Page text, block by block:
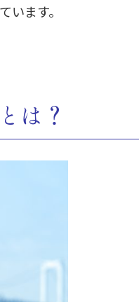
います。
は？